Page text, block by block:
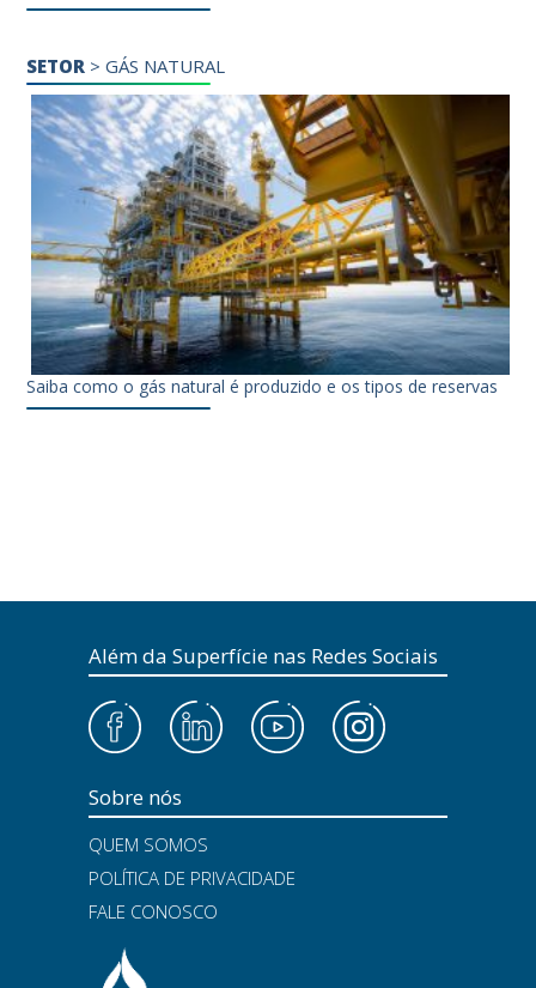
SETOR >GÁS NATURAL
Saiba como o gás natural é produzido e os tipos de reservas
Além da Superfície nas Redes Sociais
Sobre nós
QUEM SOMOS
POLÍTICA DE PRIVACIDADE
FALE CONOSCO